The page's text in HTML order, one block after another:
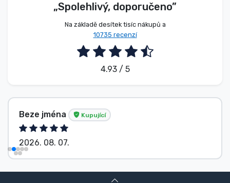
„Spolehlivý, doporučeno”
Na základě desítek tisíc nákupů a
10735 recenzí
4.93 / 5
Beze jména Kupující
2026. 08. 07.